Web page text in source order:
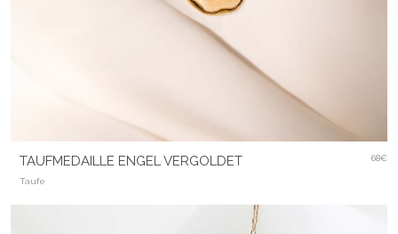
TAUFMEDAILLE ENGEL VERGOLDET
Taufe
68€